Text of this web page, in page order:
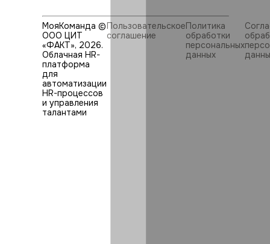
МояКоманда ©
ООО ЦИТ
«ФАКТ», 2026.
Облачная HR-
платформа
для
автоматизации
HR⁠-⁠процессов
и управления
талантами
Пользовательское
соглашение
Политика
обработки
персональных
данных